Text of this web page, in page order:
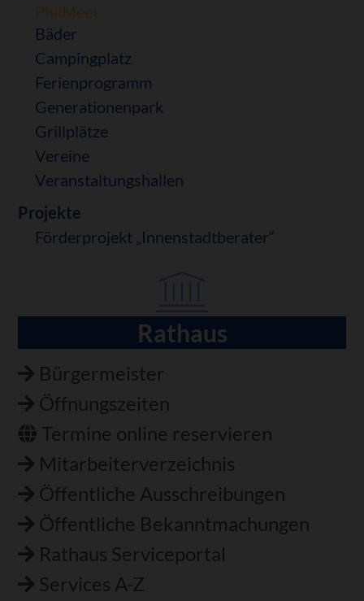
PhilMeet
Bäder
Campingplatz
Ferienprogramm
Generationenpark
Grillplätze
Vereine
Veranstaltungshallen
Projekte
Förderprojekt „Innenstadtberater“
Rathaus
Bürgermeister
Öffnungszeiten
Termine online reservieren
Mitarbeiterverzeichnis
Öffentliche Ausschreibungen
Öffentliche Bekanntmachungen
Rathaus Serviceportal
Services A-Z